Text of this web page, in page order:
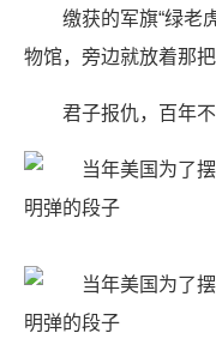
缴获的军旗“绿老
物馆，旁边就放着那把
君子报仇，百年